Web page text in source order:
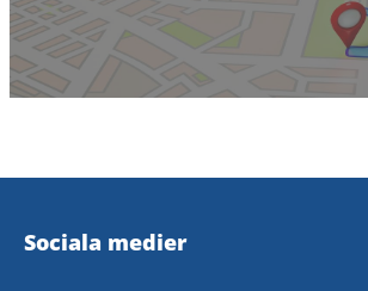
Sociala medier